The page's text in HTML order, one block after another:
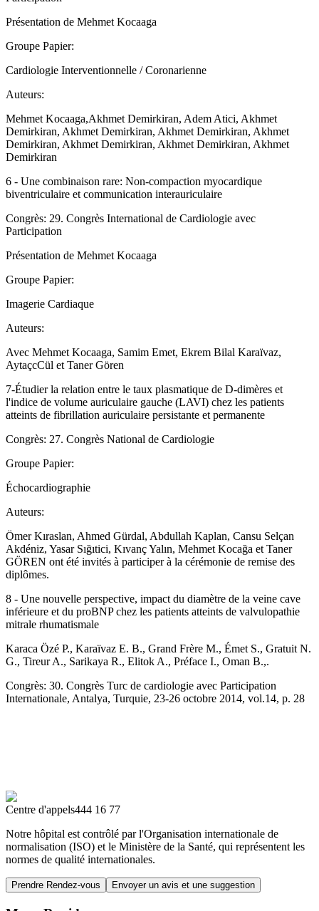
Présentation de Mehmet Kocaaga
Groupe Papier:
Cardiologie Interventionnelle / Coronarienne
Auteurs:
Mehmet Kocaaga,Akhmet Demirkiran, Adem Atici, Akhmet
Demirkiran, Akhmet Demirkiran, Akhmet Demirkiran, Akhmet
Demirkiran, Akhmet Demirkiran, Akhmet Demirkiran, Akhmet
Demirkiran
6 - Une combinaison rare: Non-compaction myocardique
biventriculaire et communication interauriculaire
Congrès: 29. Congrès International de Cardiologie avec
Participation
Présentation de Mehmet Kocaaga
Groupe Papier:
Imagerie Cardiaque
Auteurs:
Avec Mehmet Kocaaga, Samim Emet, Ekrem Bilal Karaïvaz,
AytaçcCül et Taner Gören
7-Étudier la relation entre le taux plasmatique de D-dimères et
l'indice de volume auriculaire gauche (LAVI) chez les patients
atteints de fibrillation auriculaire persistante et permanente
Congrès: 27. Congrès National de Cardiologie
Groupe Papier:
Échocardiographie
Auteurs:
Ömer Kıraslan, Ahmed Gürdal, Abdullah Kaplan, Cansu Selçan
Akdéniz, Yasar Sığıtici, Kıvanç Yalın, Mehmet Kocağa et Taner
GÖREN ont été invités à participer à la cérémonie de remise des
diplômes.
8 - Une nouvelle perspective, impact du diamètre de la veine cave
inférieure et du proBNP chez les patients atteints de valvulopathie
mitrale rhumatismale
Karaca Özé P., Karaïvaz E. B., Grand Frère M., Émet S., Gratuit N.
G., Tireur A., Sarikaya R., Elitok A., Préface I., Oman B.,.
Congrès: 30. Congrès Turc de cardiologie avec Participation
Internationale, Antalya, Turquie, 23-26 octobre 2014, vol.14, p. 28
Centre d'appels444 16 77
Notre hôpital est contrôlé par l'Organisation internationale de
normalisation (ISO) et le Ministère de la Santé, qui représentent les
normes de qualité internationales.
Prendre Rendez-vous Envoyer un avis et une suggestion